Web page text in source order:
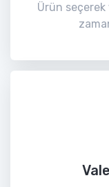
Ürün